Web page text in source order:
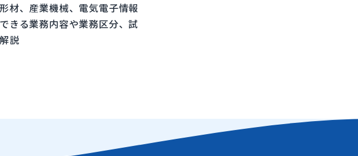
材、産業機械、電気電子情報
きる業務内容や業務区分、試
説